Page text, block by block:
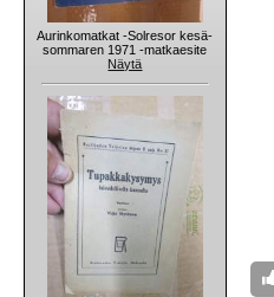
Aurinkomatkat -Solresor kesä-
sommaren 1971 -matkaesite
Näytä